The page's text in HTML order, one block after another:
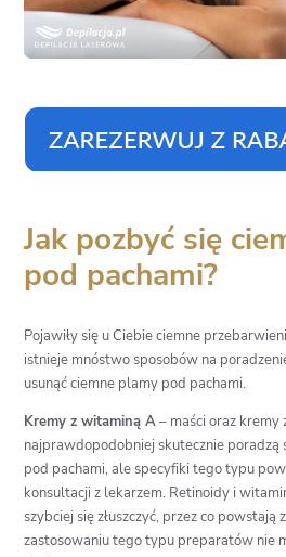
Jak pozbyć się
pod pachami?
Pojawiły się u Ciebie ciemne
istnieje mnóstwo sposobów na
usunąć ciemne plamy pod pachami.
Kremy z witaminą A– maści oraz kremy
najprawdopodobniej skutecznie poradzą
pod pachami, ale specyfiki tego typu
konsultacji z lekarzem. Retinoidy i
szybciej się złuszczyć, przez co powstają
zastosowaniu tego typu preparatów nie